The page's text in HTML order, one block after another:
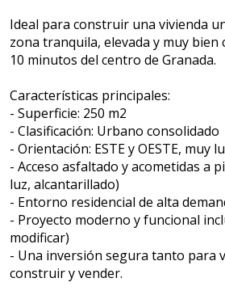
Ideal para construir una vivienda
zona tranquila, elevada y muy bien
10 minutos del centro de Granada.
Características principales:
- Superficie: 250 m2
- Clasificación: Urbano consolidado
- Orientación: ESTE y OESTE, muy
- Acceso asfaltado y acometidas a
luz, alcantarillado)
- Entorno residencial de alta
- Proyecto moderno y funcional
modificar)
- Una inversión segura tanto para
construir y vender.